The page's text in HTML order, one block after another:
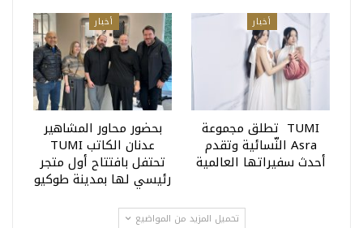
أخبار
TUMI تطلق مجموعة
Asra النّسائية وتقدم
أحدث سفيراتها العالمية
أخبار
بحضور محاور المشاهير
عدنان الكاتب TUMI
تحتفل بافتتاح أول متجر
رئيسي لها بمدينة طوكيو
تحميل المزيد من المواضيع